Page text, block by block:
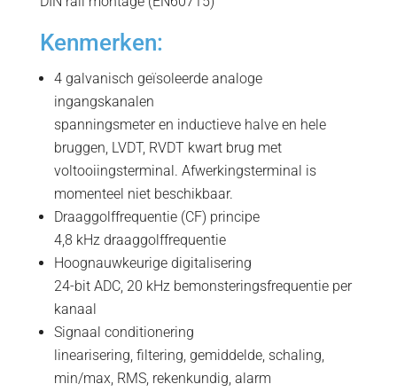
Kenmerken:
4 galvanisch geïsoleerde analoge
ingangskanalen
spanningsmeter en inductieve halve en hele
bruggen, LVDT, RVDT kwart brug met
voltooiingsterminal. Afwerkingsterminal is
momenteel niet beschikbaar.
Draaggolffrequentie (CF) principe
4,8 kHz draaggolffrequentie
Hoognauwkeurige digitalisering
24-bit ADC, 20 kHz bemonsteringsfrequentie per
kanaal
Signaal conditionering
linearisering, filtering, gemiddelde, schaling,
min/max, RMS, rekenkundig, alarm